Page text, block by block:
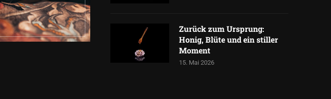
Zurück zum Ursprung:
Honig, Blüte und ein stiller
Moment
15. Mai 2026